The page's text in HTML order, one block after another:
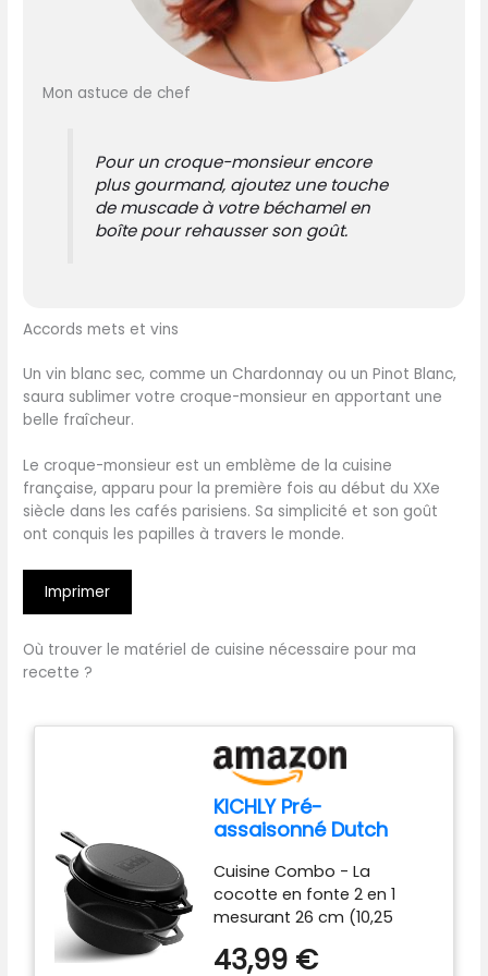
Mon astuce de chef
Pour un croque-monsieur encore
plus gourmand, ajoutez une touche
de muscade à votre béchamel en
boîte pour rehausser son goût.
Accords mets et vins
Un vin blanc sec, comme un Chardonnay ou un Pinot Blanc,
saura sublimer votre croque-monsieur en apportant une
belle fraîcheur.
Le croque-monsieur est un emblème de la cuisine
française, apparu pour la première fois au début du XXe
siècle dans les cafés parisiens. Sa simplicité et son goût
ont conquis les papilles à travers le monde.
Imprimer
Où trouver le matériel de cuisine nécessaire pour ma
recette ?
KICHLY Pré-
assaisonné Dutch
Cocotte Pot à Feuf -
Poêle en Fonte pour la
Cuisinière & le
Camping, pour
l'extérieur & l'intérieur
Cuisine Combo - La
cocotte en fonte 2 en 1
mesurant 26 cm (10,25
comme couvercle d'une
43,99 €